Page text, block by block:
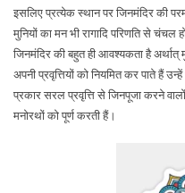
इसलिए प्रत्येक स्थान पर जिनमंदिर की
मुनियों का मन भी रागादि परिणति से चंचल
जिनमंदिर की बहुत ही आवश्यकता है
अपनी प्रवृत्तियों को नियमित कर पाते हैं
प्रकार सरल प्रवृत्ति से जिनपूजा करने
मनोरथों को पूर्ण करती हैं।